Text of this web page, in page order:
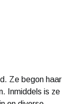
Ze begon haar
Inmiddels is ze